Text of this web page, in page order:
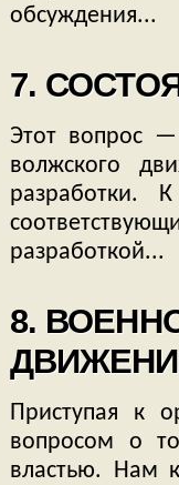
обсуждения...
7.
Этот вопрос
волжского
разработки.
разработкой...
8.
Приступая к
вопросом о
властью. Нам